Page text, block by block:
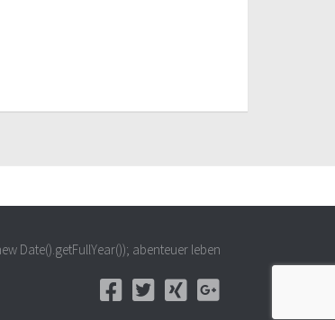
Date().getFullYear()); abenteuer leben